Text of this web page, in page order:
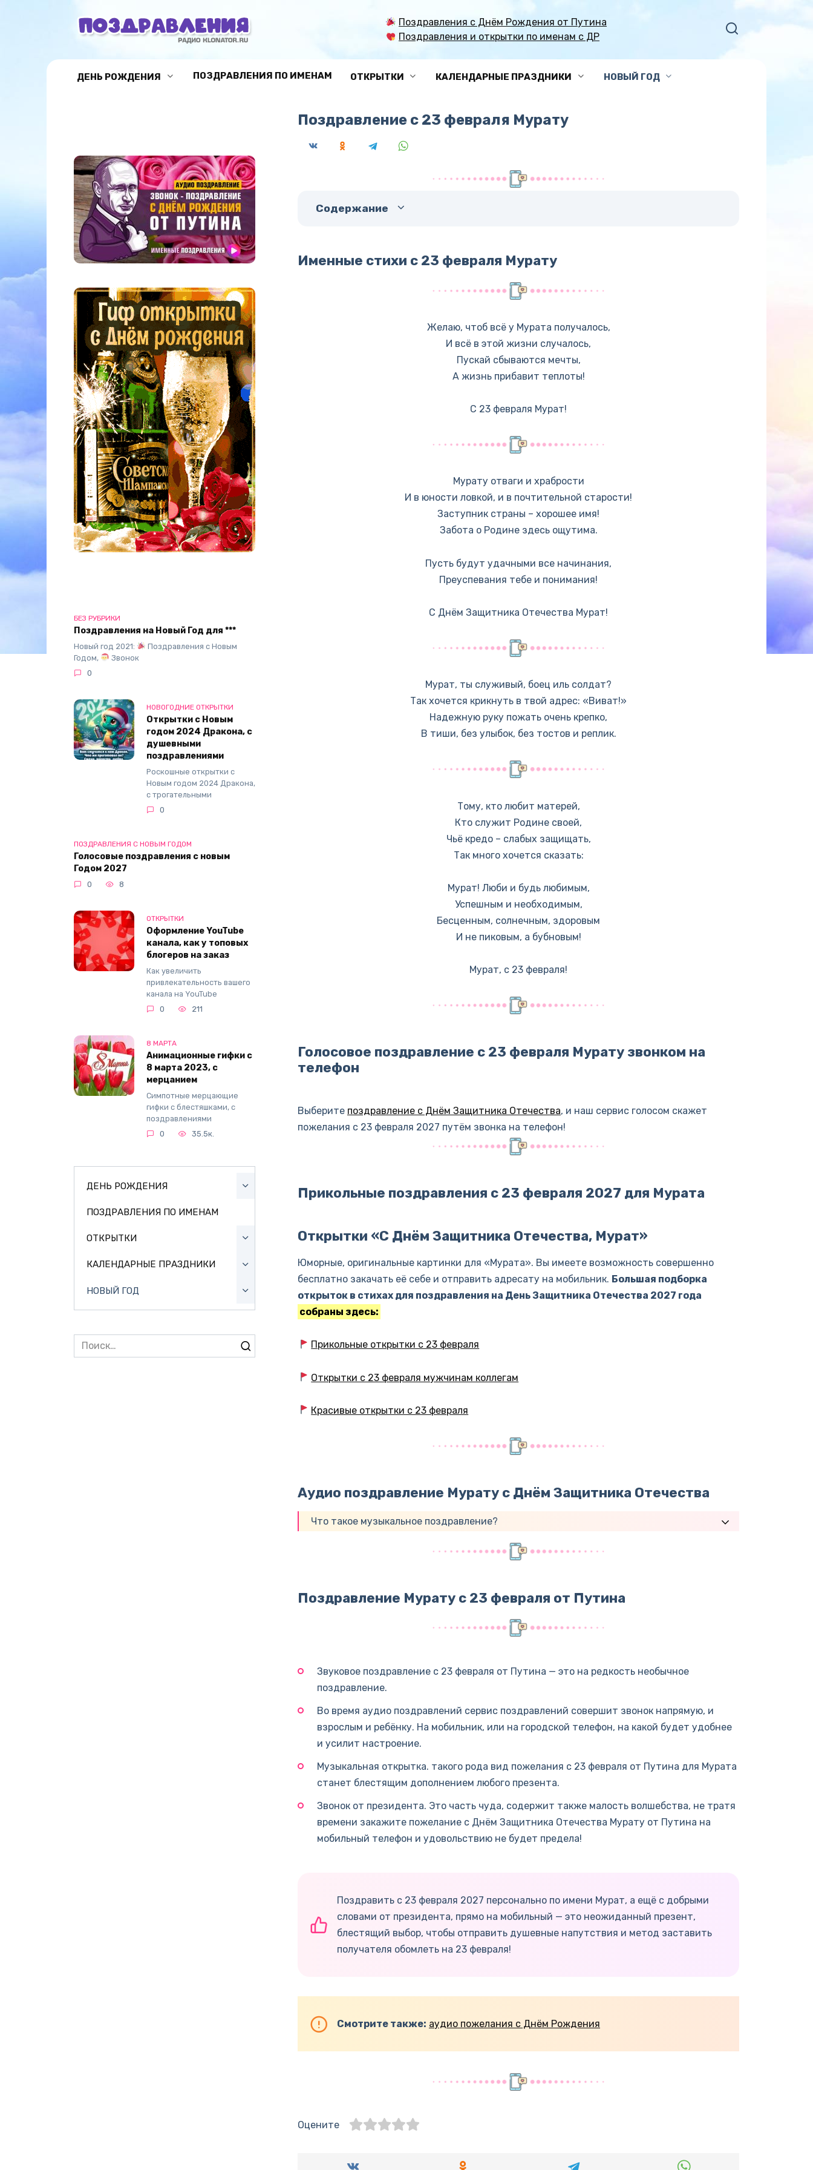
Поздравления с Днём Рождения от Путина
Поздравления и открытки по именам с ДР
ДЕНЬ РОЖДЕНИЯ ПОЗДРАВЛЕНИЯ ПО ИМЕНАМ ОТКРЫТКИ КАЛЕНДАРНЫЕ ПРАЗДНИКИ НОВЫЙ ГОД
Поздравление с 23 февраля Мурату
Содержание
Именные стихи с 23 февраля Мурату
Желаю, чтоб всё у Мурата получалось,
И всё в этой жизни случалось,
Пускай сбываются мечты,
А жизнь прибавит теплоты!
С 23 февраля Мурат!
Мурату отваги и храбрости
И в юности ловкой, и в почтительной старости!
Заступник страны – хорошее имя!
Забота о Родине здесь ощутима.
Пусть будут удачными все начинания,
Преуспевания тебе и понимания!
С Днём Защитника Отечества Мурат!
Мурат, ты служивый, боец иль солдат?
Так хочется крикнуть в твой адрес: «Виват!»
Надежную руку пожать очень крепко,
В тиши, без улыбок, без тостов и реплик.
Тому, кто любит матерей,
Кто служит Родине своей,
Чьё кредо – слабых защищать,
Так много хочется сказать:
Мурат! Люби и будь любимым,
Успешным и необходимым,
Бесценным, солнечным, здоровым
И не пиковым, а бубновым!
Мурат, с 23 февраля!
Голосовое поздравление с 23 февраля Мурату звонком на
телефон
Выберите поздравление с Днём Защитника Отечества, и наш сервис голосом скажет
пожелания с 23 февраля 2027 путём звонка на телефон!
Прикольные поздравления с 23 февраля 2027 для Мурата
Открытки «С Днём Защитника Отечества, Мурат»
Юморные, оригинальные картинки для «Мурата». Вы имеете возможность совершенно
бесплатно закачать её себе и отправить адресату на мобильник. Большая подборка
открыток в стихах для поздравления на День Защитника Отечества 2027 года
собраны здесь:
Прикольные открытки с 23 февраля
Открытки с 23 февраля мужчинам коллегам
Красивые открытки с 23 февраля
Аудио поздравление Мурату с Днём Защитника Отечества
Что такое музыкальное поздравление?
Поздравление Мурату с 23 февраля от Путина
Звуковое поздравление с 23 февраля от Путина — это на редкость необычное
поздравление.
Во время аудио поздравлений сервис поздравлений совершит звонок напрямую, и
взрослым и ребёнку. На мобильник, или на городской телефон, на какой будет удобнее
и усилит настроение.
Музыкальная открытка. такого рода вид пожелания с 23 февраля от Путина для Мурата
станет блестящим дополнением любого презента.
Звонок от президента. Это часть чуда, содержит также малость волшебства, не тратя
времени закажите пожелание с Днём Защитника Отечества Мурату от Путина на
мобильный телефон и удовольствию не будет предела!
Поздравить с 23 февраля 2027 персонально по имени Мурат, а ещё с добрыми
словами от президента, прямо на мобильный — это неожиданный презент,
блестящий выбор, чтобы отправить душевные напутствия и метод заставить
получателя обомлеть на 23 февраля!
Смотрите также: аудио пожелания с Днём Рождения
Оцените
БЕЗ РУБРИКИ
Поздравления на Новый Год для ***
Новый год 2021:
Поздравления с Новым
Годом,
Звонок
0
НОВОГОДНИЕ ОТКРЫТКИ
Открытки с Новым
годом 2024 Дракона, с
душевными
поздравлениями
Роскошные открытки с
Новым годом 2024 Дракона,
с трогательными
0
ПОЗДРАВЛЕНИЯ С НОВЫМ ГОДОМ
Голосовые поздравления с новым
Годом 2027
0 8
ОТКРЫТКИ
Оформление YouTube
канала, как у топовых
блогеров на заказ
Как увеличить
привлекательность вашего
канала на YouTube
0
211
8 МАРТА
Анимационные гифки с
8 марта 2023, с
мерцанием
Симпотные мерцающие
гифки с блестяшками, с
поздравлениями
0
35.5к.
ДЕНЬ РОЖДЕНИЯ
ПОЗДРАВЛЕНИЯ ПО ИМЕНАМ
ОТКРЫТКИ
КАЛЕНДАРНЫЕ ПРАЗДНИКИ
НОВЫЙ ГОД
Search
for: